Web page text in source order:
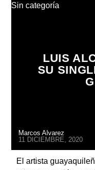
Sin categoría
LUIS
SU
Marcos Alvarez
11 DICIEMBRE, 2020
El artista